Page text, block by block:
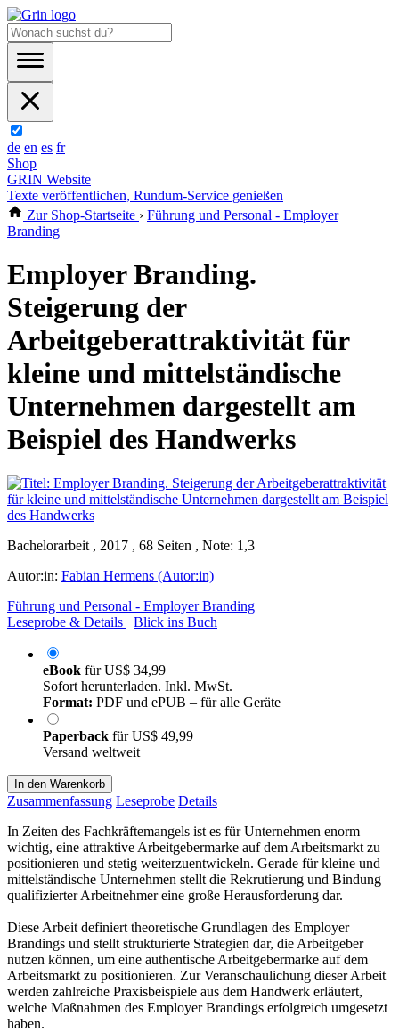
de en es fr
Shop
GRIN Website
Texte veröffentlichen, Rundum-Service genießen
Zur Shop-Startseite › Führung und Personal - Employer
Branding
Employer Branding.
Steigerung der
Arbeitgeberattraktivität für
kleine und mittelständische
Unternehmen dargestellt am
Beispiel des Handwerks
Bachelorarbeit , 2017 , 68 Seiten , Note: 1,3
Autor:in: Fabian Hermens (Autor:in)
Führung und Personal - Employer Branding
Leseprobe & Details
Blick ins Buch
eBook fürUS$ 34,99
Sofort herunterladen. Inkl. MwSt.
Format: PDF und ePUB – für alle Geräte
Paperback fürUS$ 49,99
Versand weltweit
In den Warenkorb
Zusammenfassung Leseprobe Details
In Zeiten des Fachkräftemangels ist es für Unternehmen enorm
wichtig, eine attraktive Arbeitgebermarke auf dem Arbeitsmarkt zu
positionieren und stetig weiterzuentwickeln. Gerade für kleine und
mittelständische Unternehmen stellt die Rekrutierung und Bindung
qualifizierter Arbeitnehmer eine große Herausforderung dar.
Diese Arbeit definiert theoretische Grundlagen des Employer
Brandings und stellt strukturierte Strategien dar, die Arbeitgeber
nutzen können, um eine authentische Arbeitgebermarke auf dem
Arbeitsmarkt zu positionieren. Zur Veranschaulichung dieser Arbeit
werden zahlreiche Praxisbeispiele aus dem Handwerk erläutert,
welche Maßnahmen des Employer Brandings erfolgreich umgesetzt
haben.